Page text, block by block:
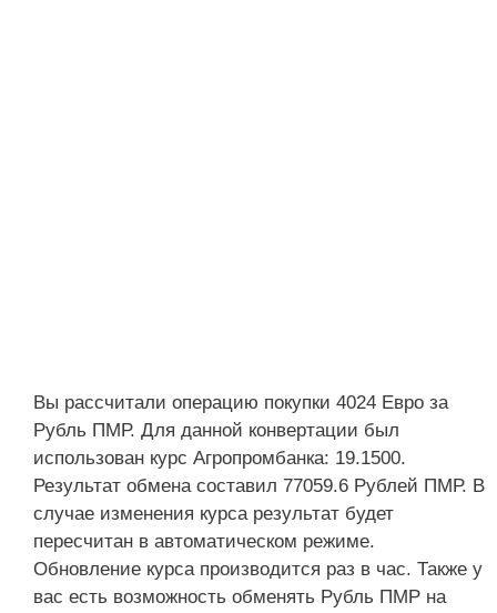
Вы рассчитали операцию покупки 4024 Евро за
Рубль ПМР. Для данной конвертации был
использован курс Агропромбанка: 19.1500.
Результат обмена составил 77059.6 Рублей ПМР. В
случае изменения курса результат будет
пересчитан в автоматическом режиме.
Обновление курса производится раз в час. Также у
вас есть возможность обменять Рубль ПМР на